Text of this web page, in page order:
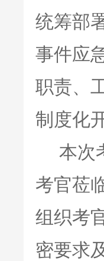
统筹部
事件应
职责、
制度化
本次
考官莅
组织考
密要求